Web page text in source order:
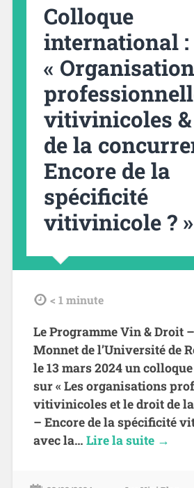
Colloque
international :
«
vitivinicoles
de la
Encore de la
spécificité
vitivinicole ? »
tdl < 1 minute
Le Programme Vin & Droit
Monnet de l’Université de
le 13 mars 2024 un
sur « Les organisations
vitivinicoles et le droit de
– Encore de la spécificité
avec la… Lire la suite →